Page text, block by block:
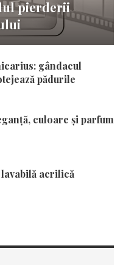
pierderii
gândacul
pădurile
culoare și parfum
lavabilă acrilică